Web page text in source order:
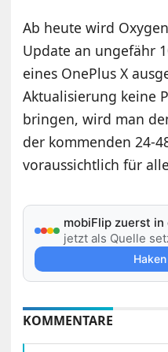
Ab heute wird
Update an ungefähr
eines OnePlus X
Aktualisierung keine
bringen, wird man
der kommenden 24-
voraussichtlich für
mobiFlip zuerst in
jetzt als Quelle
KOMMENTARE